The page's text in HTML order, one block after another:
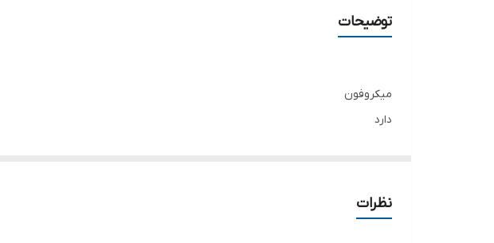
توضیحات
میکروفون
دارد
ریموت کنترل
دارد
نظرات